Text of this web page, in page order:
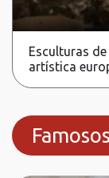
Esculturas
artística
Famosos